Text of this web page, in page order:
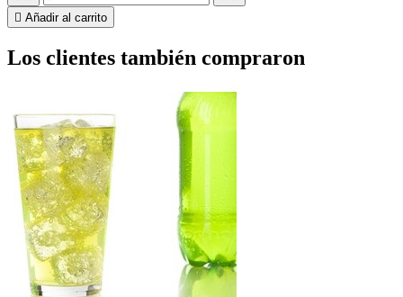
 Añadir al carrito
Los clientes también compraron